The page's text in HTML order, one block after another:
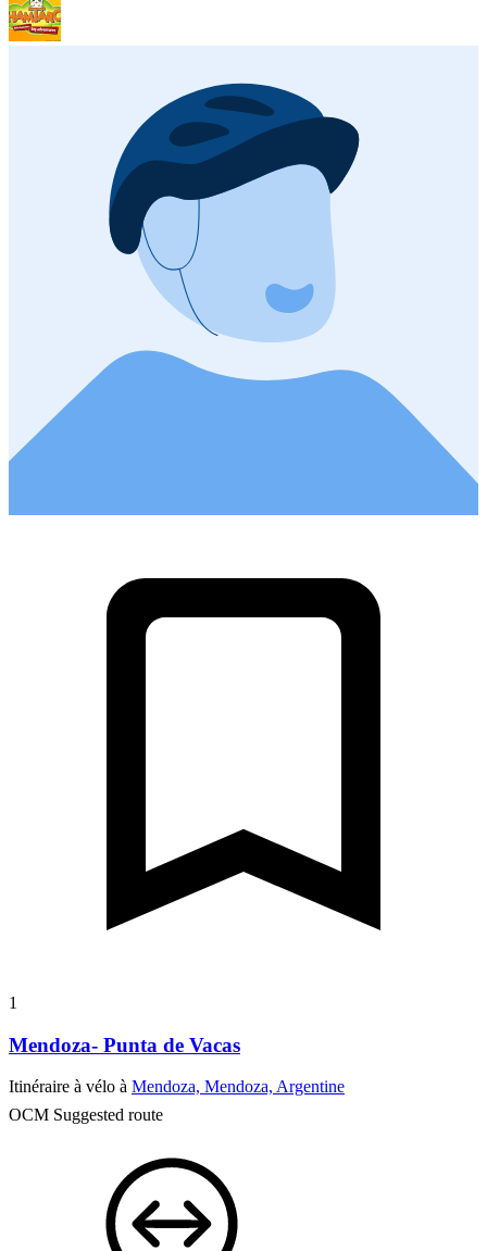
1
Mendoza- Punta de Vacas
Itinéraire à vélo à Mendoza, Mendoza, Argentine
OCM Suggested route